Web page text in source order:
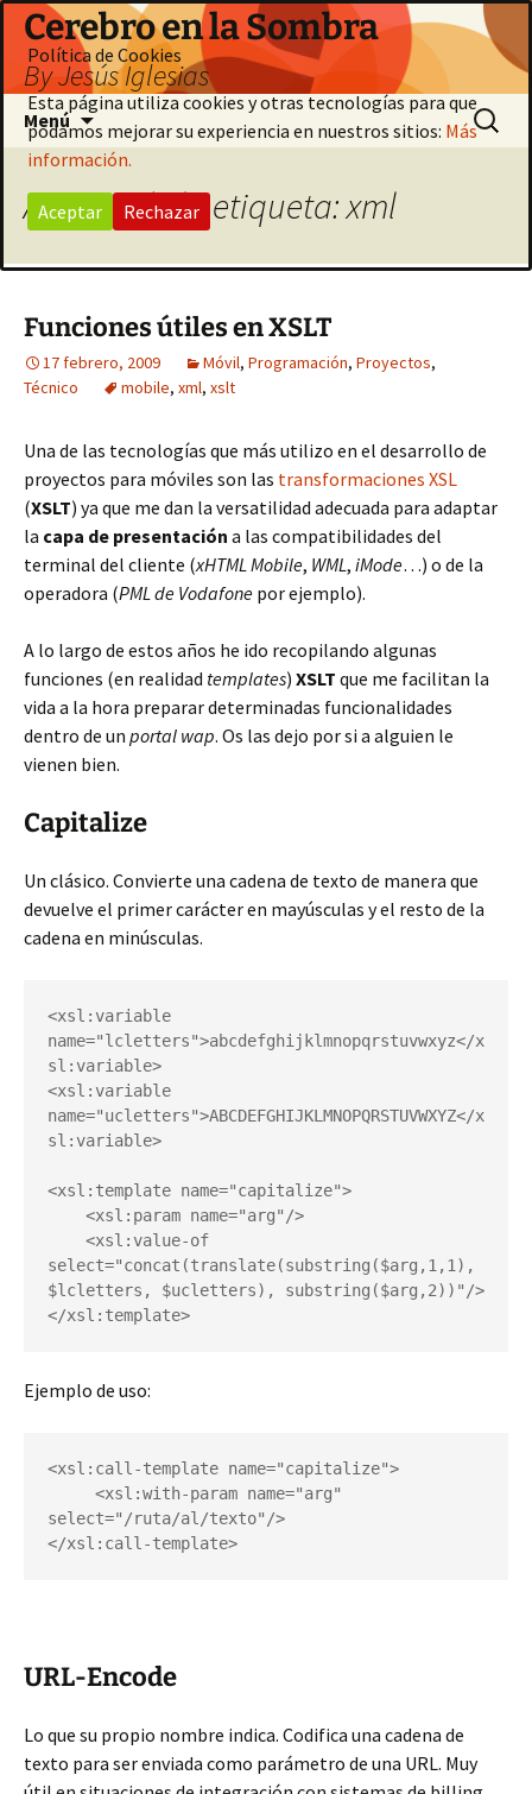
Saltar
contenido
Cerebro en la Sombra
By Jesús Iglesias
Menú Buscar:
Archivo de la etiqueta: xml
Funciones útiles en XSLT
17 febrero, 2009 Móvil, Programación, Proyectos,
Técnico
mobile, xml, xslt
Una de las tecnologías que más utilizo en el desarrollo de
proyectos para móviles son las transformaciones XSL
(XSLT) ya que me dan la versatilidad adecuada para adaptar
la capa de presentación a las compatibilidades del
terminal del cliente (xHTML Mobile, WML, iMode…) o de la
operadora (PML de Vodafone por ejemplo).
A lo largo de estos años he ido recopilando algunas
funciones (en realidad templates) XSLT que me facilitan la
vida a la hora preparar determinadas funcionalidades
dentro de un portal wap. Os las dejo por si a alguien le
vienen bien.
Capitalize
Un clásico. Convierte una cadena de texto de manera que
devuelve el primer carácter en mayúsculas y el resto de la
cadena en minúsculas.
<xsl:variable
name="lcletters">abcdefghijklmnopqrstuvwxyz</x
sl:variable>
<xsl:variable
name="ucletters">ABCDEFGHIJKLMNOPQRSTUVWXYZ</x
sl:variable>
<xsl:template name="capitalize">
<xsl:param name="arg"/>
<xsl:value-of
select="concat(translate(substring($arg,1,1),
$lcletters, $ucletters), substring($arg,2))"/>
</xsl:template>
Ejemplo de uso:
<xsl:call-template name="capitalize">
<xsl:with-param name="arg"
select="/ruta/al/texto"/>
</xsl:call-template>
URL-Encode
Lo que su propio nombre indica. Codifica una cadena de
texto para ser enviada como parámetro de una URL. Muy
Política de Cookies
Esta página utiliza cookies y otras tecnologías para que
podamos mejorar su experiencia en nuestros sitios: Más
información.
Aceptar Rechazar